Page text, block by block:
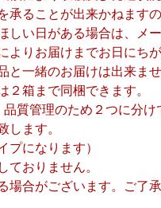
承ることが出来かねます
しい日がある場合は、メ
よりお届けまでお日にち
と一緒のお届けは出来ませ
２箱まで同梱できます。
質管理のため２つに分け
します。
プになります）
ておりません。
場合がございます。ご了承